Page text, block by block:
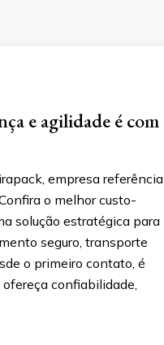
e agilidade é com
empresa referência
o melhor custo-
solução estratégica para
seguro, transporte
o primeiro contato, é
confiabilidade,